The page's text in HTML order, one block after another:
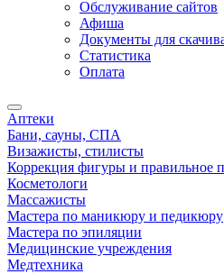
Обслуживание сайтов
Афиша
Документы для
Статистика
Оплата
Аптеки
Бани, сауны, СПА
Визажисты, стилисты
Коррекция фигуры и правильное
Косметологи
Массажисты
Мастера по маникюру и педикюру
Мастера по эпиляции
Медицинские учреждения
Медтехника